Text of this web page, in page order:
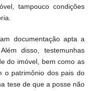
tampouco condições
documentação apta a
disso, testemunhas
do imóvel, bem como as
o patrimônio dos pais do
tese de que a posse não